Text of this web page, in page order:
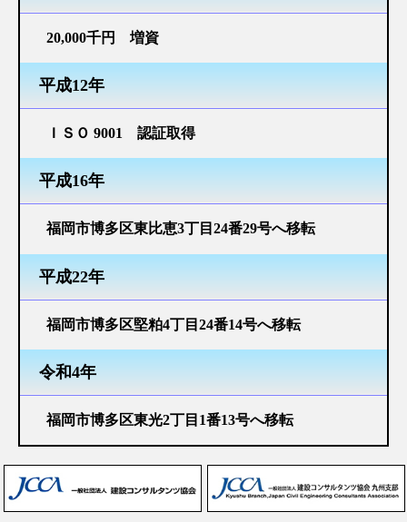
子育て応援宣言
い～な ふくおか・子ども週間
中途採用情報
インターンシップ
お問い合わせ
20,000千円 増資
平成12年
ＩＳＯ 9001 認証取得
平成16年
福岡市博多区東比恵3丁目24番29号へ移転
平成22年
福岡市博多区堅粕4丁目24番14号へ移転
令和4年
福岡市博多区東光2丁目1番13号へ移転